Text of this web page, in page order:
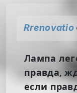
Rrenovatio
Лампа
правда,
если